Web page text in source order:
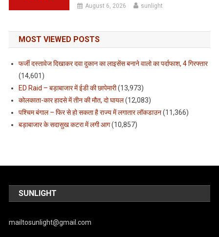
August 6, 2026 sunlight
MOST VIEWED POSTS
फर्जी दस्तावेज दिखाकर दवा दुकान का लाइसेंस बनाने वालो का पर्दाफाश, 4 गिरफ्तार
(14,601)
ED Raid – बड़ाबाजार में ईडी की छापेमारी(13,973)
कोलकाता-कार हादसे में तीन की मौत, दो घायल(12,083)
पश्चिम बंगाल – फिर से हो सकता है राज्य में लगातार लॉकडाउन(11,366)
बड़ाबाजार के सदासुख कटरा में लगी आग(10,857)
SUNLIGHT
mailtosunlight@gmail.com